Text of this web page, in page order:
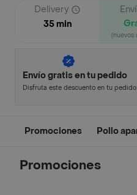
Delivery
35 min
(nuevos
Envío gratis en tu pedido
Disfruta este descuento en tu
Promociones Pollo
Promociones